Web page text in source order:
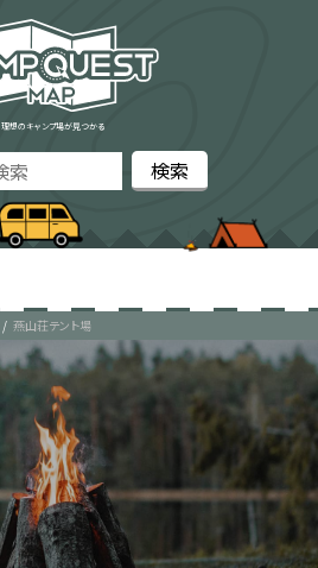
理想のキャンプ場が見つかる
燕山荘テント場